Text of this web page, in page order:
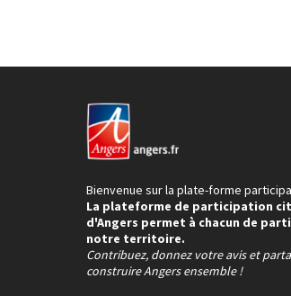
Bienvenue sur la plate-forme
La plateforme de participation
d'Angers permet à chacun de
notre territoire.
Contribuez, donnez votre avis et
construire Angers ensemble !